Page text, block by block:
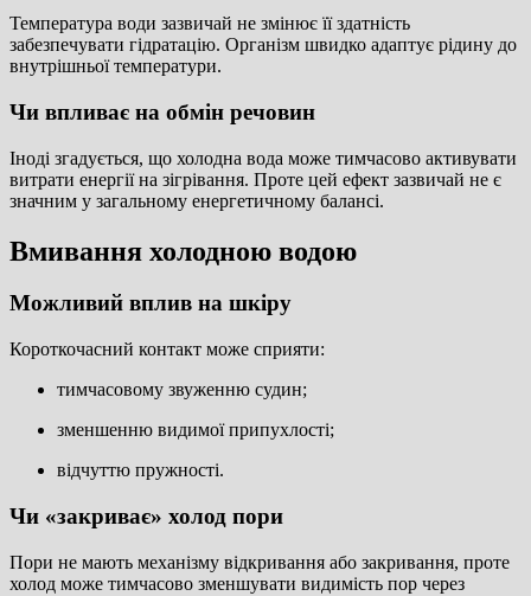
Температура води зазвичай не змінює її здатність
забезпечувати гідратацію. Організм швидко адаптує рідину до
внутрішньої температури.
Чи впливає на обмін речовин
Іноді згадується, що холодна вода може тимчасово активувати
витрати енергії на зігрівання. Проте цей ефект зазвичай не є
значним у загальному енергетичному балансі.
Вмивання холодною водою
Можливий вплив на шкіру
Короткочасний контакт може сприяти:
тимчасовому звуженню судин;
зменшенню видимої припухлості;
відчуттю пружності.
Чи «закриває» холод пори
Пори не мають механізму відкривання або закривання, проте
холод може тимчасово зменшувати видимість пор через